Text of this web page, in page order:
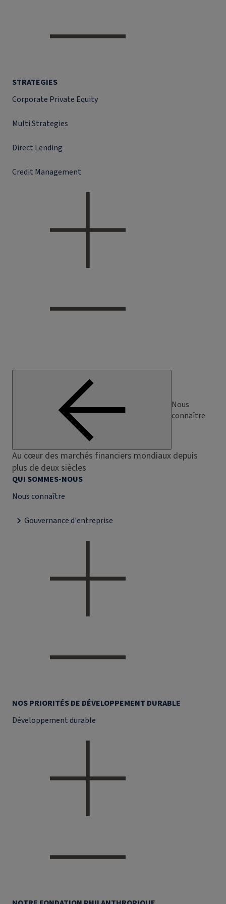
STRATEGIES
Corporate Private Equity
Multi Strategies
Direct Lending
Credit Management
Nous
connaître
Au cœur des marchés financiers mondiaux depuis
plus de deux siècles
QUI SOMMES-NOUS
Nous connaître
Gouvernance d'entreprise
NOS PRIORITÉS DE DÉVELOPPEMENT DURABLE
Développement durable